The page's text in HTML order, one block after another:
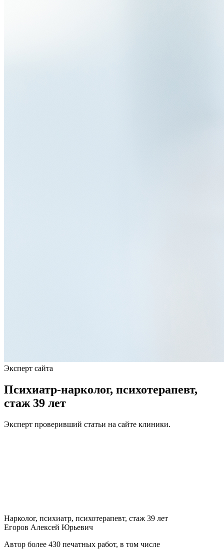
Эксперт сайта
Психиатр-нарколог, психотерапевт,
стаж 39 лет
Эксперт проверивший статьи на сайте клиники.
Нарколог, психиатр, психотерапевт, стаж 39 лет
Егоров Алексей Юрьевич
Автор более 430 печатных работ, в том числе